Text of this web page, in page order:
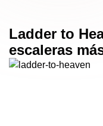
Ladder to
escaleras